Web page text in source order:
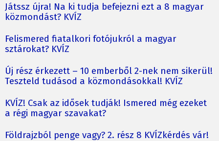
Játssz újra! Na ki tudja befejezni ezt a 8 magyar
közmondást? KVÍZ
Felismered fiatalkori fotójukról a magyar
sztárokat? KVÍZ
Új rész érkezett – 10 emberből 2-nek nem sikerül!
Teszteld tudásod a közmondásokkal! KVÍZ
KVÍZ! Csak az idősek tudják! Ismered még ezeket
a régi magyar szavakat?
Földrajzból penge vagy? 2. rész 8 KVÍZkérdés vár!